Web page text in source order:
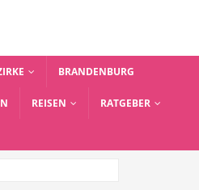
BRANDENBURG
REISEN RATGEBER